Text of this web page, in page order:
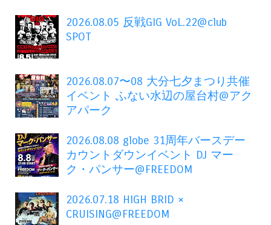
2026.08.05 反戦GIG VoL.22@club
SPOT
2026.08.07〜08 大分七夕まつり共催
イベント ふない水辺の屋台村@アク
アパーク
2026.08.08 globe 31周年バースデー
カウントダウンイベント DJ マー
ク・パンサー@FREEDOM
2026.07.18 HIGH BRID ×
CRUISING@FREEDOM